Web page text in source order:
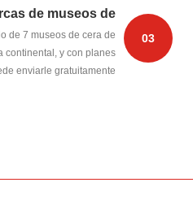
03
de museos de
cera
de 7 museos de cera de
continental, y con planes
enviarle gratuitamente